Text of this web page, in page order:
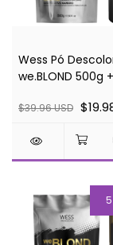
Wess Pó
we.BLOND 500g
$39.96 USD